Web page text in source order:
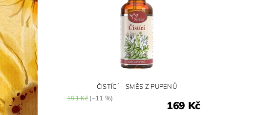
ČISTÍCÍ – SMĚS Z PUPENŮ
191 Kč (–11 %)
169 Kč